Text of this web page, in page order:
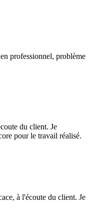
professionnel, problème
du client. Je
pour le travail réalisé.
à l'écoute du client. Je